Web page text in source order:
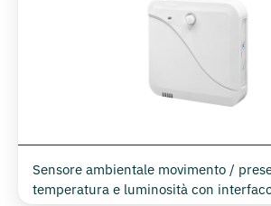
Sensore ambientale movimento /
temperatura e luminosità